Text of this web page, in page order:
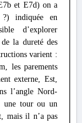
et E7d) on a
?) indiquée en
d’explorer
la dureté des
varient :
les parements
externe, Est,
l’angle Nord-
une tour ou un
mais il n’a pas